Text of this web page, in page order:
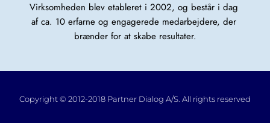
Virksomheden blev etableret i 2002, og består i dag
af ca. 10 erfarne og engagerede medarbejdere, der
brænder for at skabe resultater.
Copyright © 2012-2018 Partner Dialog A/S. All rights reserved